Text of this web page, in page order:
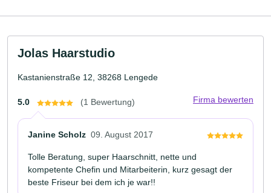
Jolas Haarstudio
Kastanienstraße 12, 38268 Lengede
5.0 (1 Bewertung) Firma bewerten
Janine Scholz 09. August 2017
Tolle Beratung, super Haarschnitt, nette und
kompetente Chefin und Mitarbeiterin, kurz gesagt der
beste Friseur bei dem ich je war!!